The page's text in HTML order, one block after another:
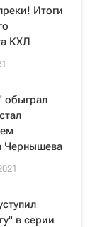
Итоги
КХЛ
обыграл
Чернышева
в серии